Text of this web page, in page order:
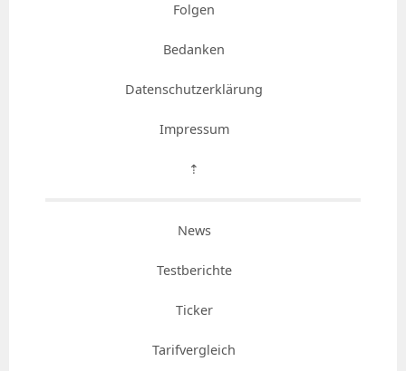
Folgen
Bedanken
Datenschutzerklärung
Impressum
⇡
News
Testberichte
Ticker
Tarifvergleich